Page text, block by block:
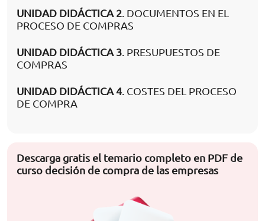
UNIDAD DIDÁCTICA 2. DOCUMENTOS EN EL
PROCESO DE COMPRAS
UNIDAD DIDÁCTICA 3. PRESUPUESTOS DE
COMPRAS
UNIDAD DIDÁCTICA 4. COSTES DEL PROCESO
DE COMPRA
Descarga gratis el temario completo en PDF de
curso decisión de compra de las empresas